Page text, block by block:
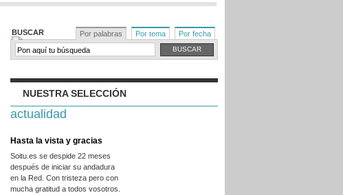
BUSCAR Por palabras Por tema Por fecha
NUESTRA SELECCIÓN
actualidad
Hasta la vista y gracias
Soitu.es se despide 22 meses
después de iniciar su andadura
en la Red. Con tristeza pero con
mucha gratitud a todos vosotros.